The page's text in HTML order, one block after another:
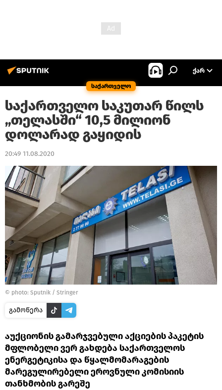
საქართველო
ᲥᲐᲠ
საქართველო საკუთარ წილს
„თელასში“ 10,5 მილიონ
დოლარად გაყიდის
20:49 11.08.2020
© photo: Sputnik / Stringer
გამოწერა
აუქციონის გამარჯვებული აქციების პაკეტის
მფლობელი ვერ გახდება საქართველოს
ენერგეტიკისა და წყალმომარაგების
მარეგულირებელი ეროვნული კომისიის
თანხმობის გარეშე